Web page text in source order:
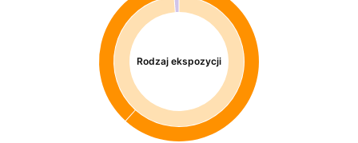
Rodzaj ekspozycji